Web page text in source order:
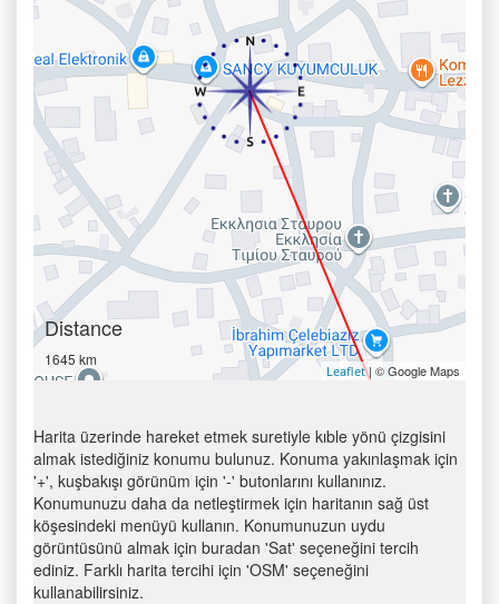
Distance
1645 km
Leaflet| © Google Maps
Harita üzerinde hareket etmek suretiyle kıble yönü çizgisini
almak istediğiniz konumu bulunuz. Konuma yakınlaşmak için
'+', kuşbakışı görünüm için '-' butonlarını kullanınız.
Konumunuzu daha da netleştirmek için haritanın sağ üst
köşesindeki menüyü kullanın. Konumunuzun uydu
görüntüsünü almak için buradan 'Sat' seçeneğini tercih
ediniz. Farklı harita tercihi için 'OSM' seçeneğini
kullanabilirsiniz.